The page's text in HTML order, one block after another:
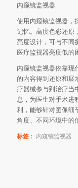
内窥镜监视器
使用内窥镜监视器，
记忆。高度色彩还原
亮度设计，可与不同
医疗监视器亮度低的
内窥镜监视器依靠现
的内容得到还原和展
疗器械参与到治疗当
息，为医生对手术进
利，能够针对图像细
角度、不同环境中的
标签： 内窥镜监视器